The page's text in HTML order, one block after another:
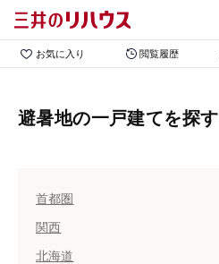
お気に入り 閲覧履歴
避暑地の一戸建てを探す
首都圏
関西
北海道